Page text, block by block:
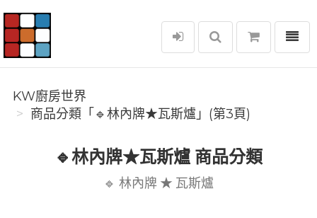
KW廚房世界
選單
KW廚房世界
商品分類「🔹林內牌★瓦斯爐」(第3頁)
🔹林內牌★瓦斯爐 商品分類
🔹 林內牌 ★ 瓦斯爐